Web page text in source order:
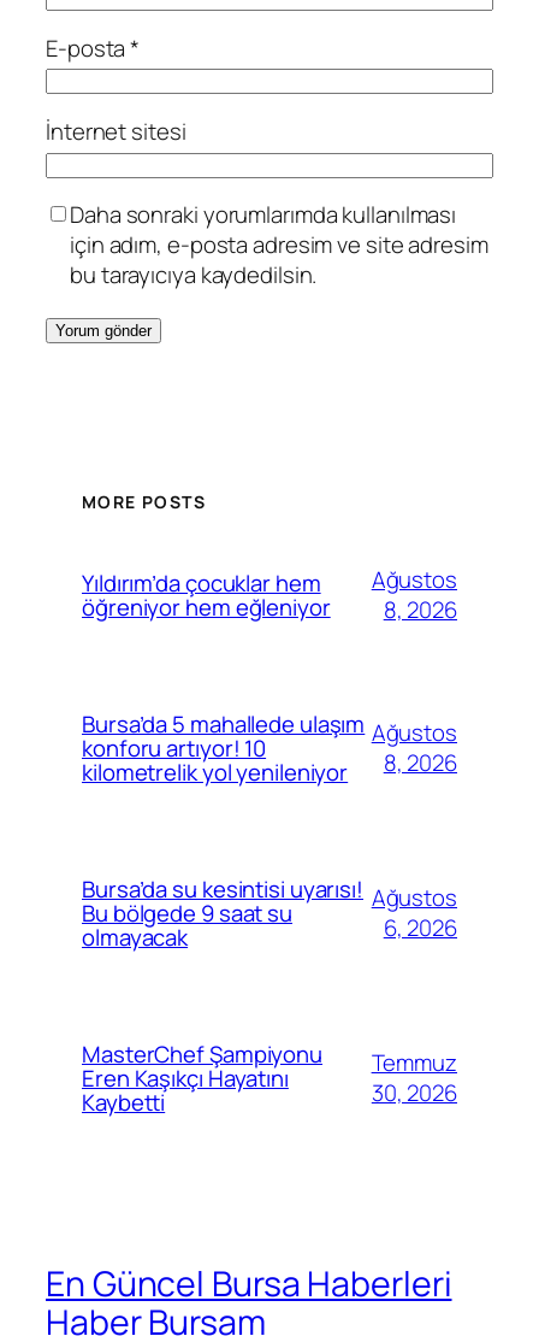
E-posta*
İnternet sitesi
Daha sonraki yorumlarımda kullanılması
için adım, e-posta adresim ve site adresim
bu tarayıcıya kaydedilsin.
MORE POSTS
Yıldırım’da çocuklar hem
öğreniyor hem eğleniyor
Ağustos
8, 2026
Bursa’da 5 mahallede ulaşım
konforu artıyor! 10
kilometrelik yol yenileniyor
Ağustos
8, 2026
Bursa’da su kesintisi uyarısı!
Bu bölgede 9 saat su
olmayacak
Ağustos
6, 2026
MasterChef Şampiyonu
Eren Kaşıkçı Hayatını
Kaybetti
Temmuz
30, 2026
En Güncel Bursa Haberleri
Haber Bursam